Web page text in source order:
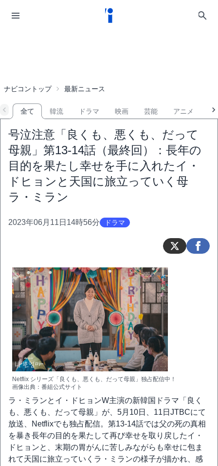
ナビコントップ 最新ニュース
全て 韓流 ドラマ 映画 芸能 アニメ
号泣注意「良くも、悪くも、だって
母親」第13-14話（最終回）：長年の
目的を果たし幸せを手に入れたイ・
ドヒョンと天国に旅立っていく母
ラ・ミラン
2023年06月11日14時56分 ドラマ
Netflix シリーズ「良くも、悪くも、だって母親」独占配信中！
画像出典：番組公式サイト
ラ・ミランとイ・ドヒョンW主演の新韓国ドラマ「良く
も、悪くも、だって母親」が、5月10日、11日JTBCにて
放送、Netflixでも独占配信。第13-14話では父の死の真相
を暴き長年の目的を果たして再び幸せを取り戻したイ・
ドヒョンと、末期の胃がんに苦しみながらも幸せに包ま
れて天国に旅立っていくラ・ミランの様子が描かれ、感